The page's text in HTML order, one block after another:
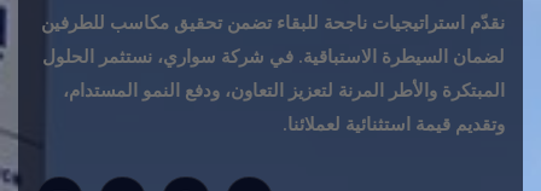
نقدّم استراتيجيات ناجحة للبقاء تضمن تحقيق مكاسب للطرفين
لضمان السيطرة الاستباقية. في شركة سواري، نستثمر الحلول
المبتكرة والأطر المرنة لتعزيز التعاون، ودفع النمو المستدام،
وتقديم قيمة استثنائية لعملائنا.